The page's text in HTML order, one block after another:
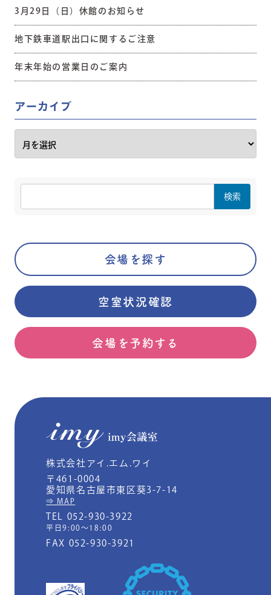
3月29日（日）休館のお知らせ
地下鉄車道駅出口に関するご注意
年末年始の営業日のご案内
アーカイブ
会場を探す
空室状況確認
会場を予約する
株式会社アイ.エム.ワイ
〒461-0004
愛知県名古屋市東区葵3-7-14
⇒ MAP
TEL 052-930-3922
平日9:00～18:00
FAX 052-930-3921